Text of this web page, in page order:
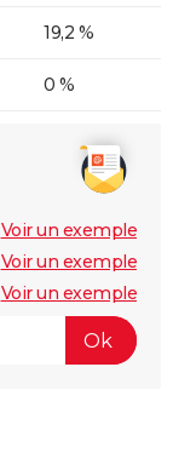
19,2 %
0 %
Voir un exemple
Voir un exemple
Voir un exemple